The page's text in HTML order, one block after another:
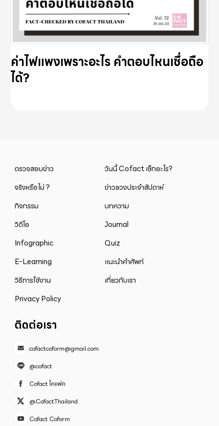
ค่าไฟแพงเพราะอะไร คำตอบไหนเชื่อถือ
ได้?
ตรวจสอบข่าว
วันนี้ Cofact เช็กอะไร?
จริงหรือไม่ ?
ข่าวลวงประจำสัปดาห์
กิจกรรม
บทความ
วิดีโอ
Journal
Infographic
Quiz
E-Learning
แนะนำคำศัพท์
วิธีการใช้งาน
เกี่ยวกับเรา
Privacy Policy
ติดต่อเรา
cofactcoform@gmail.com
@cofact
Cofact โคแฟค
@CofactThailand
Cofact Coform